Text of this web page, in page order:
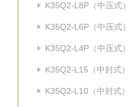
K35Q2-L8P（中压式）
K35Q2-L6P（中压式）
K35Q2-L4P（中压式）
K35Q2-L15（中封式）
K35Q2-L10（中封式）